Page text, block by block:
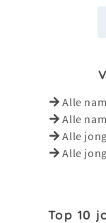
Alle
Alle
Alle
Alle
Top 10